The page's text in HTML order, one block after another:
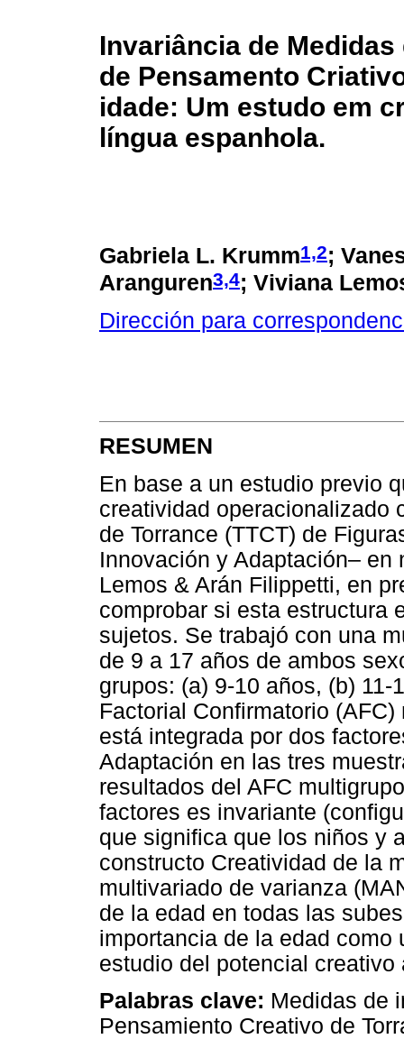
Invariância de
de Pensamento
idade: Um estudo em
língua espanhola.
Gabriela L. Krumm1,2;
Aranguren3,4; Viviana
Dirección para
RESUMEN
En base a un estudio previo
creatividad operacionalizado
de Torrance (TTCT) de
Innovación y Adaptación–
Lemos & Arán Filippetti, en
comprobar si esta estructura
sujetos. Se trabajó con una
de 9 a 17 años de ambos
grupos: (a) 9-10 años, (b)
Factorial Confirmatorio
está integrada por dos
Adaptación en las tres
resultados del AFC
factores es invariante
que significa que los niños y
constructo Creatividad de la
multivariado de varianza
de la edad en todas las
importancia de la edad como
estudio del potencial
Palabras clave: Medidas de
Pensamiento Creativo de